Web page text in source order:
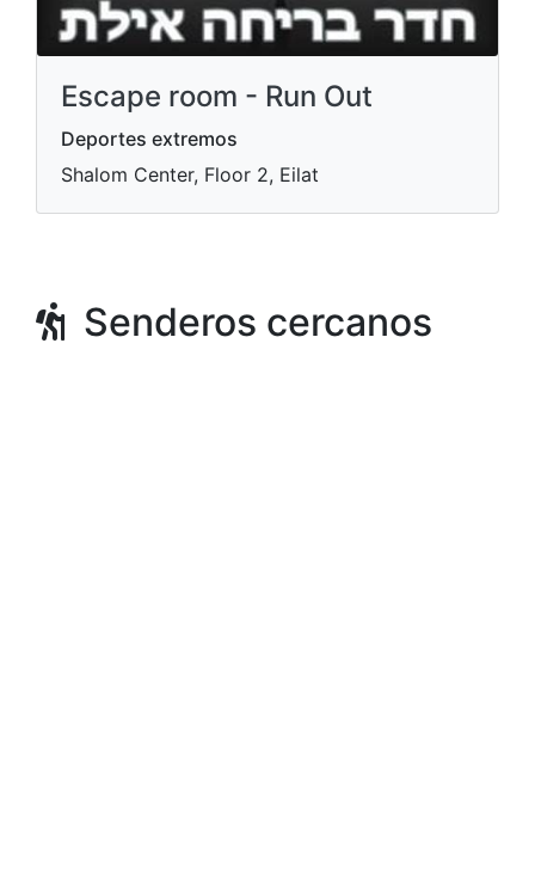
Escape room - Run Out
Deportes extremos
Shalom Center, Floor 2, Eilat
Senderos cercanos